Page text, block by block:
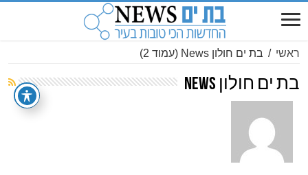
ראשי / בת ים חולון News (עמוד 2)
בת ים חולון News